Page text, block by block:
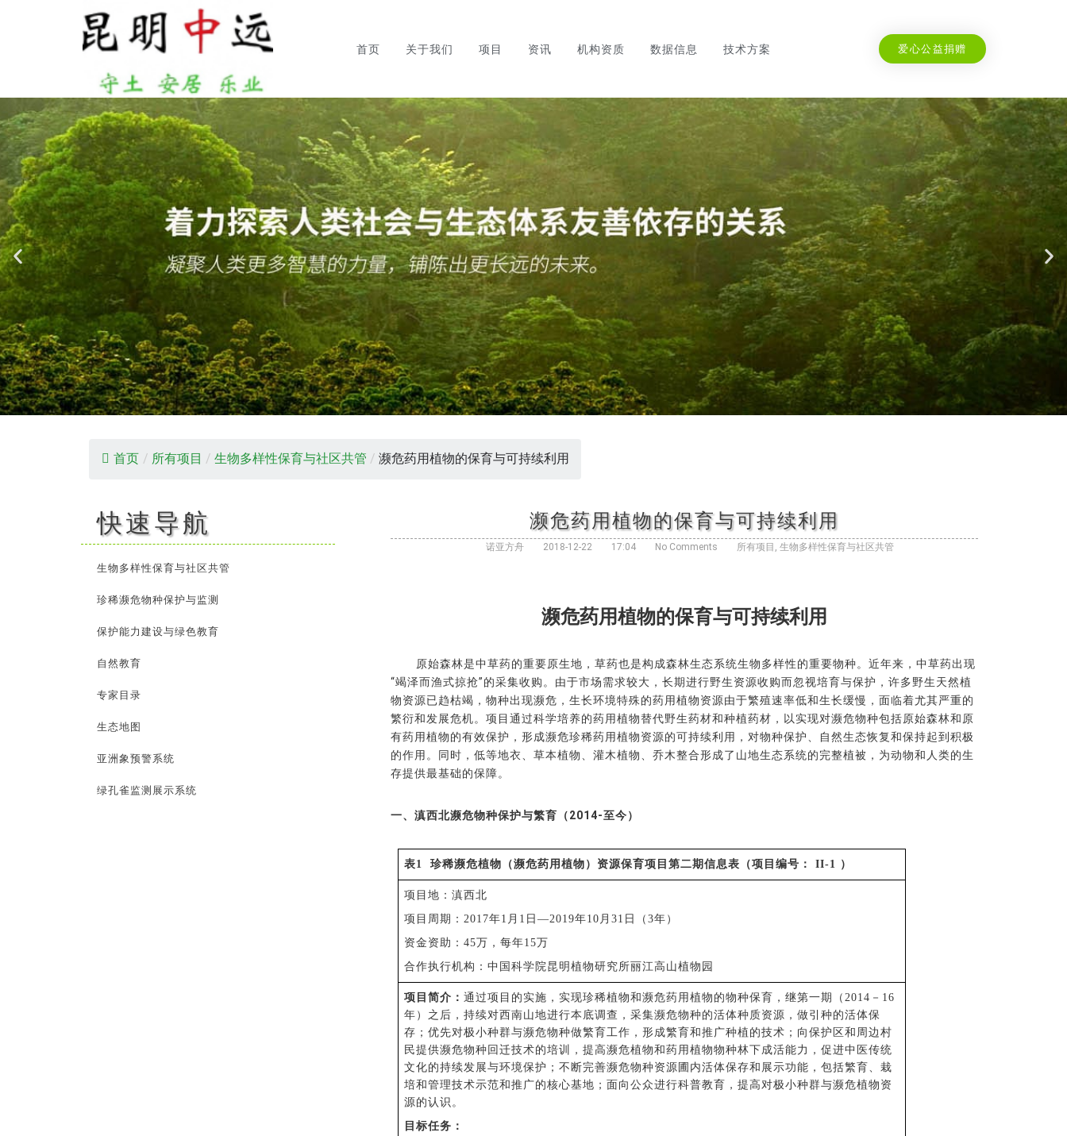
首页 关于我们 项目 资讯 机构资质 数据信息 技术方案 爱心公益捐赠
首页 / 所有项目 / 生物多样性保育与社区共管 / 濒危药用植物的保育与可持续利用
快速导航
生物多样性保育与社区共管
珍稀濒危物种保护与监测
保护能力建设与绿色教育
自然教育
专家目录
生态地图
亚洲象预警系统
绿孔雀监测展示系统
濒危药用植物的保育与可持续利用
诺亚方舟 2018-12-22 17:04 No Comments 所有项目 , 生物多样性保育与社区共管
濒危药用植物的保育与可持续利用
原始森林是中草药的重要原生地，草药也是构成森林生态系统生物多样性的重要物种。近年来，中草药出现
“竭泽而渔式掠抢”的采集收购。由于市场需求较大，长期进行野生资源收购而忽视培育与保护，许多野生天然植
物资源已趋枯竭，物种出现濒危，生长环境特殊的药用植物资源由于繁殖速率低和生长缓慢，面临着尤其严重的
繁衍和发展危机。项目通过科学培养的药用植物替代野生药材和种植药材，以实现对濒危物种包括原始森林和原
有药用植物的有效保护，形成濒危珍稀药用植物资源的可持续利用，对物种保护、自然生态恢复和保持起到积极
的作用。同时，低等地衣、草本植物、灌木植物、乔木整合形成了山地生态系统的完整植被，为动物和人类的生
存提供最基础的保障。
一、滇西北濒危物种保护与繁育（2014-至今）
表1 珍稀濒危植物（濒危药用植物）资源保育项目第二期信息表 （项目编号： II-1 ）
项目地：滇西北
项目周期：2017年1月1日—2019年10月31日（3年）
资金资助：45万，每年15万
合作执行机构：中国科学院昆明植物研究所丽江高山植物园
项目简介：通过项目的实施，实现珍稀植物和濒危药用植物 的物种保育，继第一期（2014－16
年）之后，持续对西南山地进行本底调查 ，采集濒危物种的活体种质资源，做引种的活体保
存；优先对极小种群与濒危物种做繁育工作，形成繁育和推广种植的技术；向保护区和周边村
民提供濒危物种回迁技术的培训，提高濒危植物和药用植物物种林下成活能力，促进中医传统
文化的持续发展与环境保护；不断完善濒危物种资源圃内活体保存和展示功能，包括繁育、栽
培和管理技术示范和推广的核心基地；面向公众进行科普教育，提高对极小种群与濒危植物资
源的认识。
目标任务：